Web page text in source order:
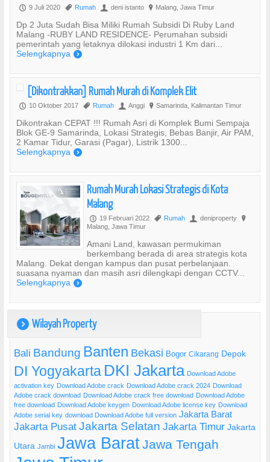
P 9 Juli 2020 , Rumah U deni istanto ? Malang, Jawa Timur
Dp 2 Juta Sudah Bisa Miliki Rumah Subsidi Di Ruby Land
Malang -RUBY LAND RESIDENCE- Perumahan subsidi
pemerintah yang letaknya dilokasi industri 1 Km dari...
Selengkapnya )
[Dikontrakkan] Rumah Murah di Komplek Elit
P 10 Oktober 2017 , Rumah U Anggi ? Samarinda, Kalimantan Timur
Dikontrakan CEPAT !!! Rumah Asri di Komplek Bumi Sempaja
Blok GE-9 Samarinda, Lokasi Strategis, Bebas Banjir, Air PAM,
2 Kamar Tidur, Garasi (Pagar), Listrik 1300...
Selengkapnya )
Rumah Murah Lokasi Strategis di Kota
Malang
P 19 Februari 2022 , Rumah U deniproperty ?
Malang, Jawa Timur
Amani Land, kawasan permukiman
berkembang berada di area strategis kota
Malang. Dekat dengan kampus dan pusat perbelanjaan.
suasana nyaman dan masih asri dilengkapi dengan CCTV...
Selengkapnya )
) Wilayah Property
Bali Bandung Banten Bekasi Bogor Cikarang Depok
DI Yogyakarta DKI Jakarta Download Adobe
activation key Download Adobe crack Download Adobe crack 2024 Download
Adobe crack download Download Adobe crack free download Download Adobe
free download Download Adobe keygen Download Adobe license key Download
Adobe serial key download Download Adobe full version Jakarta Barat
Jakarta Pusat Jakarta Selatan Jakarta Timur Jakarta
Utara Jambi Jawa BaratJawa Tengah